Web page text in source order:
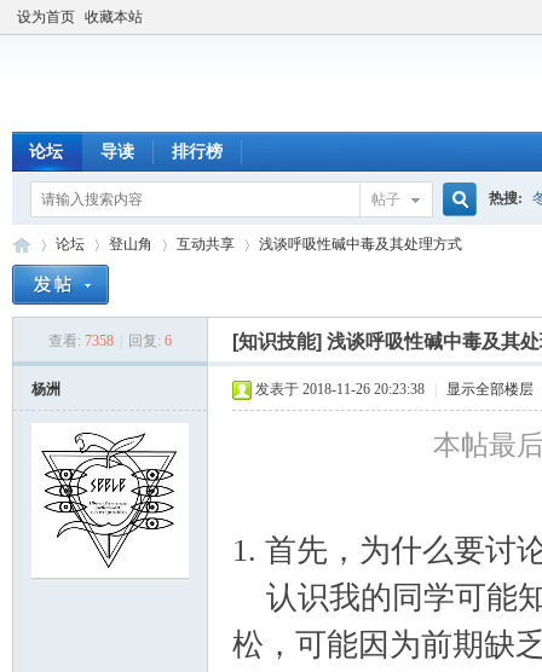
设为首页 收藏本站
论坛 导读 排行榜
帖子
搜
索
热搜:
论坛
›
登山角
›
互动共享
›
浅谈呼吸性碱中毒及其处理方式
查看: 7358 回复: 6 [知识技能] 浅谈呼吸性碱中毒及其
杨洲 发表于 2018-11-26 20:23:38 显示全部楼层
本帖最
1. 首先，为什么要讨
认识我的同学可能
松，可能因为前期缺